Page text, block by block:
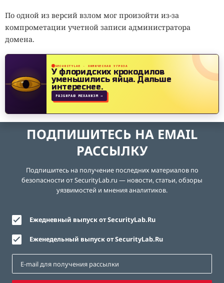
По одной из версий взлом мог произойти из-за
компрометации учетной записи администратора
домена.
SECURITYLAB · ХИМИЧЕСКАЯ УГРОЗА
У флоридских крокодилов
уменьшились яйца.Дальше
интереснее.
РАЗБИРАЮ МЕХАНИЗМ →
ПОДПИШИТЕСЬ НА EMAIL
РАССЫЛКУ
Подпишитесь на получение последних материалов по
безопасности от SecurityLab.ru — новости, статьи, обзоры
уязвимостей и мнения аналитиков.
Ежедневный выпуск от SecurityLab.Ru
Еженедельный выпуск от SecurityLab.Ru